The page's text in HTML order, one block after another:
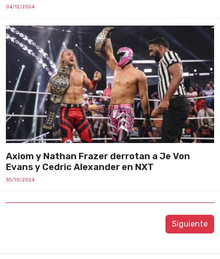
04/12/2024
Axiom y Nathan Frazer derrotan a Je Von
Evans y Cedric Alexander en NXT
30/10/2024
Siguiente